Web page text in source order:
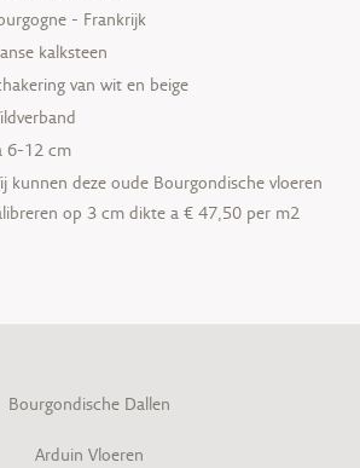
- Frankrijk
kalksteen
van wit en beige
6-12 cm
kunnen deze oude Bourgondische vloeren
op 3 cm dikte a € 47,50 per m2
Bourgondische Dallen
Arduin Vloeren